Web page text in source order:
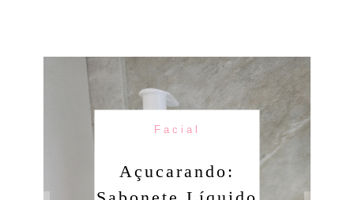
Facial
Açucarando: